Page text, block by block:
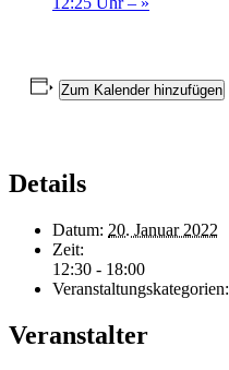
Zum Kalender hinzufügen
Details
Datum: 20. Januar 2022
Zeit:
12:30 - 18:00
Veranstaltungskategorien:
Veranstalter